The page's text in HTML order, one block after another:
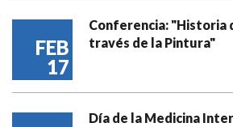
FEB
17
Conferencia: "Historia
través de la Pintura"
Día de la Medicina